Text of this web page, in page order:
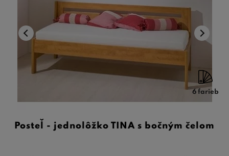
6 farieb
Posteľ - jednolôžko TINA s bočným čelom